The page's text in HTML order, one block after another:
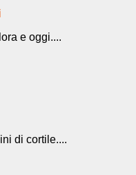
e oggi....
di cortile....